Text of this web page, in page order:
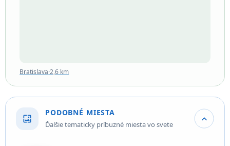
Bratislava·2,6 km
wallpaper
PODOBNÉ MIESTA
Ďalšie tematicky príbuzné miesta vo svete expand_more